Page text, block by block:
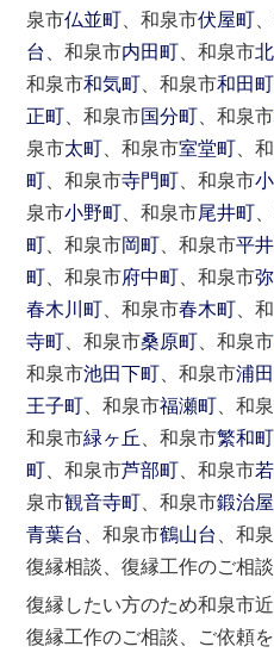
泉市仏並町 、和泉市伏屋町
台
、和泉市内田町 、和泉市
和泉市和気町 、和泉市和田町
正町 、和泉市国分町 、和泉市
泉市太町 、和泉市室堂町 、
町 、和泉市寺門町 、和泉市
泉市小野町 、和泉市尾井町
町 、和泉市岡町 、和泉市平
町 、和泉市府中町 、和泉市
春木川町 、和泉市春木町 、
寺町 、和泉市桑原町 、和泉市
和泉市池田下町 、和泉市浦
王子町 、和泉市福瀬町 、和
和泉市緑ヶ丘 、和泉市繁和町
町 、和泉市芦部町 、和泉市
泉市観音寺町 、和泉市鍛治
青葉台
、和泉市鶴山台 、和
復縁相談、復縁工作のご相
復縁したい方のため和泉市
復縁工作のご相談、ご依頼